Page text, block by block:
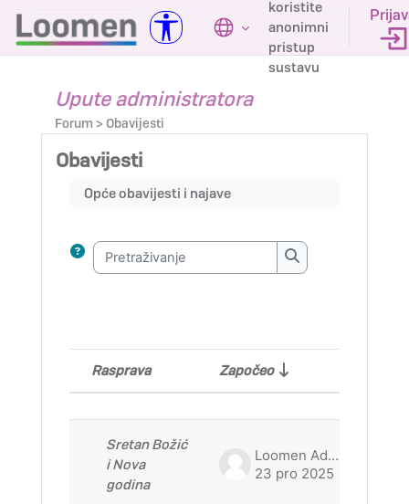
Preskoči na sadržaj
koristite
anonimni
pristup
sustavu
Upute administratora
Forum > Obavijesti
Obavijesti
Uvjet dovršenosti
Opće obavijesti i najave
Pretraživanje
Pretraživanje
Stanje
Rasprava Započeo
Sretan Božić
i Nova
godina
Loomen Admin
23 pro 2025